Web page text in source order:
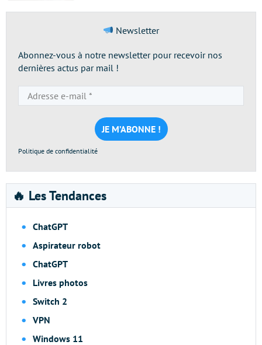
Newsletter
Abonnez-vous à notre newsletter pour recevoir nos
dernières actus par mail !
e-
mail
*
Politique de confidentialité
🔥 Les Tendances
ChatGPT
Aspirateur robot
ChatGPT
Livres photos
Switch 2
VPN
Windows 11